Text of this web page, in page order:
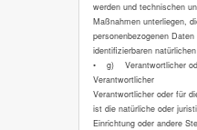
werden und technischen
Maßnahmen unterliegen,
personenbezogenen
identifizierbaren
• g) Verantwortlicher
Verantwortlicher
Verantwortlicher oder für
ist die natürliche oder
Einrichtung oder andere